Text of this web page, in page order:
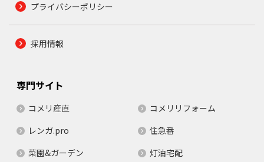
プライバシーポリシー
採用情報
専門サイト
コメリ産直
コメリリフォーム
レンガ.pro
住急番
菜園&ガーデン
灯油宅配